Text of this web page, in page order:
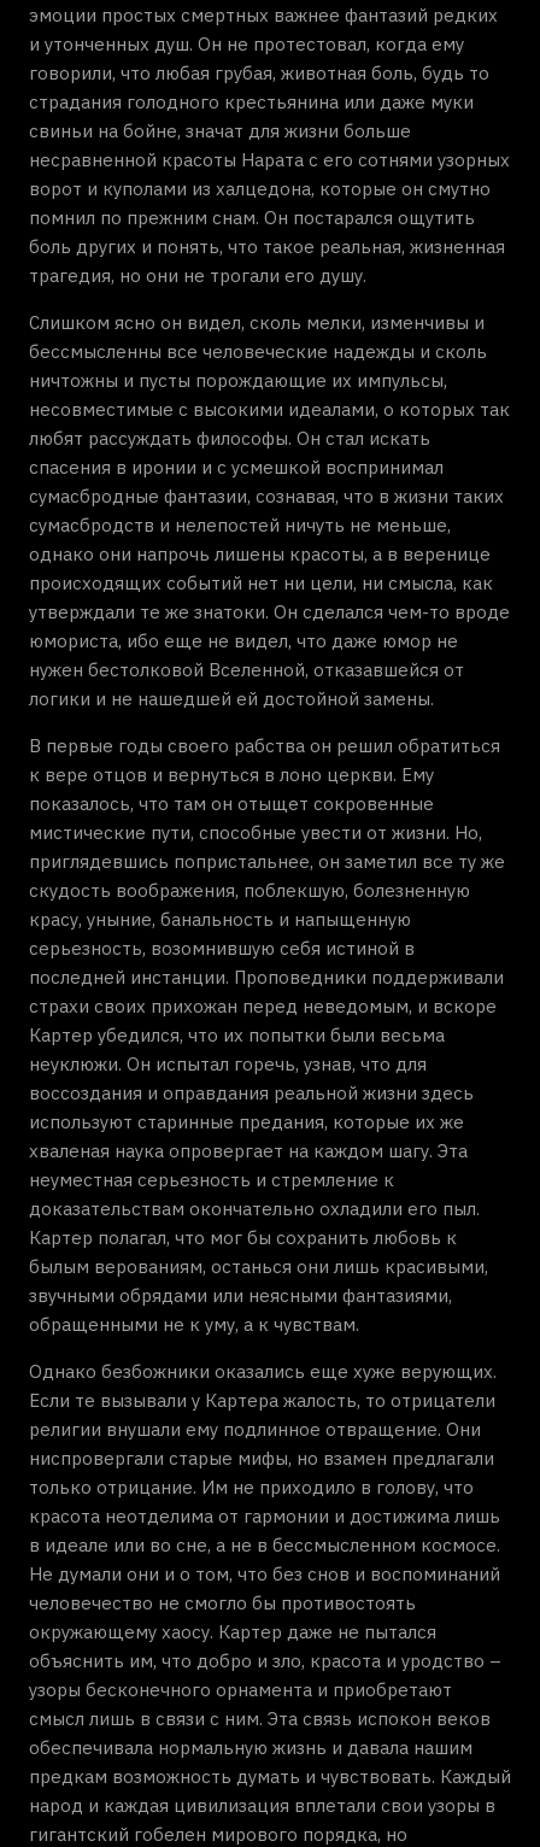
эмоции простых смертных важнее фантазий редких
и утонченных душ. Он не протестовал, когда ему
говорили, что любая грубая, животная боль, будь то
страдания голодного крестьянина или даже муки
свиньи на бойне, значат для жизни больше
несравненной красоты Нарата с его сотнями узорных
ворот и куполами из халцедона, которые он смутно
помнил по прежним снам. Он постарался ощутить
боль других и понять, что такое реальная, жизненная
трагедия, но они не трогали его душу.
Слишком ясно он видел, сколь мелки, изменчивы и
бессмысленны все человеческие надежды и сколь
ничтожны и пусты порождающие их импульсы,
несовместимые с высокими идеалами, о которых так
любят рассуждать философы. Он стал искать
спасения в иронии и с усмешкой воспринимал
сумасбродные фантазии, сознавая, что в жизни таких
сумасбродств и нелепостей ничуть не меньше,
однако они напрочь лишены красоты, а в веренице
происходящих событий нет ни цели, ни смысла, как
утверждали те же знатоки. Он сделался чем-то вроде
юмориста, ибо еще не видел, что даже юмор не
нужен бестолковой Вселенной, отказавшейся от
логики и не нашедшей ей достойной замены.
В первые годы своего рабства он решил обратиться
к вере отцов и вернуться в лоно церкви. Ему
показалось, что там он отыщет сокровенные
мистические пути, способные увести от жизни. Но,
приглядевшись попристальнее, он заметил все ту же
скудость воображения, поблекшую, болезненную
красу, уныние, банальность и напыщенную
серьезность, возомнившую себя истиной в
последней инстанции. Проповедники поддерживали
страхи своих прихожан перед неведомым, и вскоре
Картер убедился, что их попытки были весьма
неуклюжи. Он испытал горечь, узнав, что для
воссоздания и оправдания реальной жизни здесь
используют старинные предания, которые их же
хваленая наука опровергает на каждом шагу. Эта
неуместная серьезность и стремление к
доказательствам окончательно охладили его пыл.
Картер полагал, что мог бы сохранить любовь к
былым верованиям, останься они лишь красивыми,
звучными обрядами или неясными фантазиями,
обращенными не к уму, а к чувствам.
Однако безбожники оказались еще хуже верующих.
Если те вызывали у Картера жалость, то отрицатели
религии внушали ему подлинное отвращение. Они
ниспровергали старые мифы, но взамен предлагали
только отрицание. Им не приходило в голову, что
красота неотделима от гармонии и достижима лишь
в идеале или во сне, а не в бессмысленном космосе.
Не думали они и о том, что без снов и воспоминаний
человечество не смогло бы противостоять
окружающему хаосу. Картер даже не пытался
объяснить им, что добро и зло, красота и уродство –
узоры бесконечного орнамента и приобретают
смысл лишь в связи с ним. Эта связь испокон веков
обеспечивала нормальную жизнь и давала нашим
предкам возможность думать и чувствовать. Каждый
народ и каждая цивилизация вплетали свои узоры в
гигантский гобелен мирового порядка, но